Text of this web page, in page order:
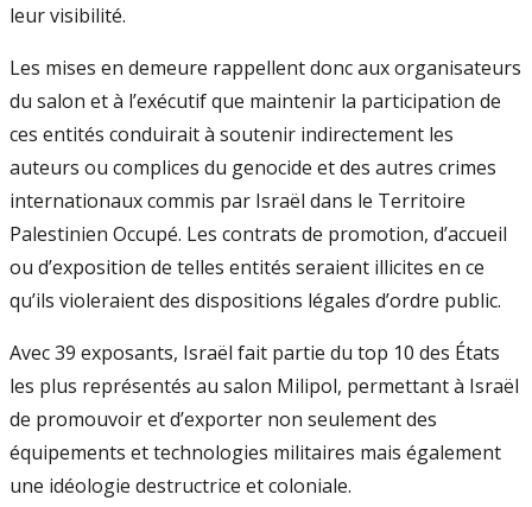
leur visibilité.
Les mises en demeure rappellent donc aux organisateurs
du salon et à l’exécutif que maintenir la participation de
ces entités conduirait à soutenir indirectement les
auteurs ou complices du genocide et des autres crimes
internationaux commis par Israël dans le Territoire
Palestinien Occupé. Les contrats de promotion, d’accueil
ou d’exposition de telles entités seraient illicites en ce
qu’ils violeraient des dispositions légales d’ordre public.
Avec 39 exposants, Israël fait partie du top 10 des États
les plus représentés au salon Milipol, permettant à Israël
de promouvoir et d’exporter non seulement des
équipements et technologies militaires mais également
une idéologie destructrice et coloniale.